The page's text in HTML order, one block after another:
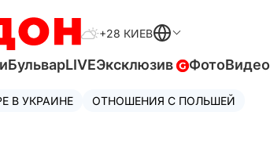
+28 КИЕВ
БульварLIVEЭксклюзив ФотоВидео
В УКРАИНЕ ОТНОШЕНИЯ С ПОЛЬШЕЙ